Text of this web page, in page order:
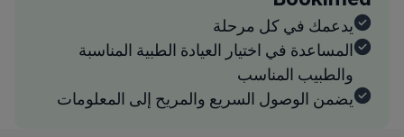
يدعمك في كل مرحلة
المساعدة في اختيار العيادة الطبية المناسبة
والطبيب المناسب
يضمن الوصول السريع والمريح إلى المعلومات